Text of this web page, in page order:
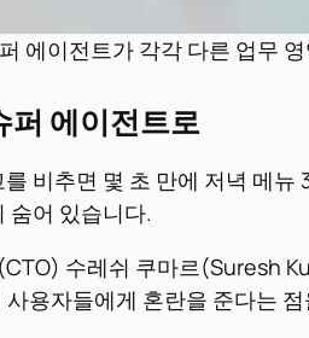
에이전트가 각각 다른 업무
퍼 에이전트로
비추면 몇 초 만에 저녁 메
숨어 있습니다.
수레쉬 쿠마르(Suresh
사용자들에게 혼란을 준다는